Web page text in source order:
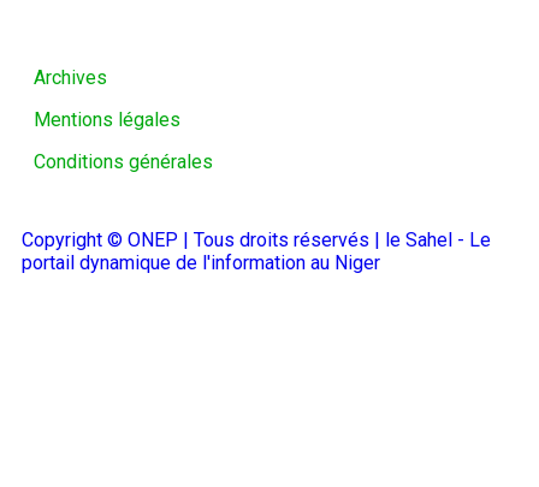
Archives
Mentions légales
Conditions générales
Copyright © ONEP | Tous droits réservés | le Sahel - Le
portail dynamique de l'information au Niger